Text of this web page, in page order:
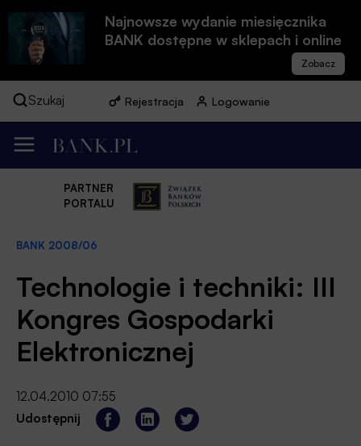
Najnowsze wydanie miesięcznika
BANK dostępne w sklepach i online
Szukaj Rejestracja Logowanie
PARTNER
PORTALU
BANK 2008/06
Technologie i techniki: III
Kongres Gospodarki
Elektronicznej
12.04.2010 07:55
Udostępnij